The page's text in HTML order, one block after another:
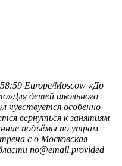
Europe/Moscow «До
детей школьного
чувствуется особенно
вернуться к занятиям
подъёмы по утрам
с о Московская
no@email.provided